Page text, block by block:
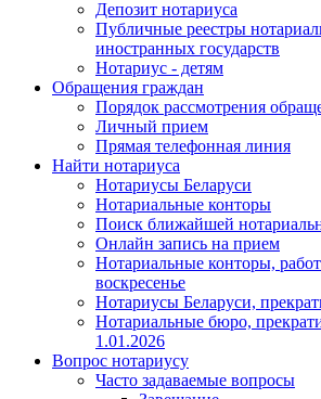
Депозит нотариуса
Публичные реестры
иностранных государств
Нотариус - детям
Обращения граждан
Порядок рассмотрения
Личный прием
Прямая телефонная линия
Найти нотариуса
Нотариусы Беларуси
Нотариальные конторы
Поиск ближайшей
Онлайн запись на прием
Нотариальные конторы,
воскресенье
Нотариусы Беларуси,
Нотариальные бюро,
1.01.2026
Вопрос нотариусу
Часто задаваемые вопросы